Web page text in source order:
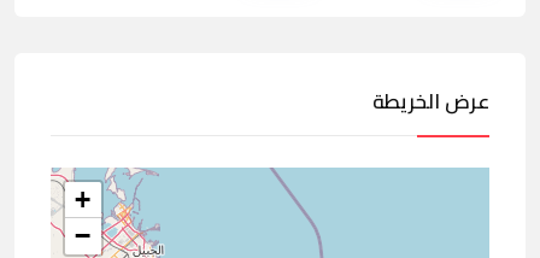
عرض الخريطة
+
−